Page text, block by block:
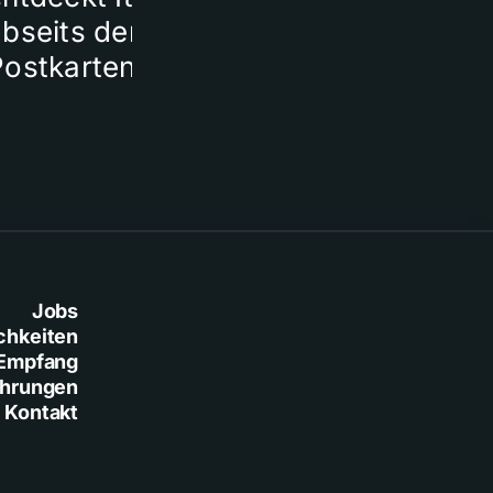
der
Jobs
Kontakt